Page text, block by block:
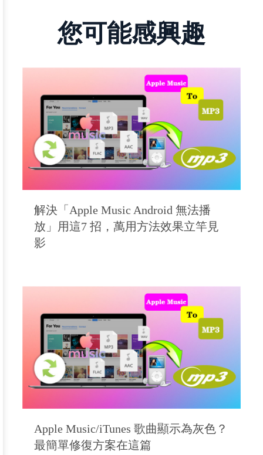
您可能感興趣
解決「Apple Music Android 無法播
放」用這7 招，萬用方法效果立竿見
影
Apple Music/iTunes 歌曲顯示為灰色？
最簡單修復方案在這篇